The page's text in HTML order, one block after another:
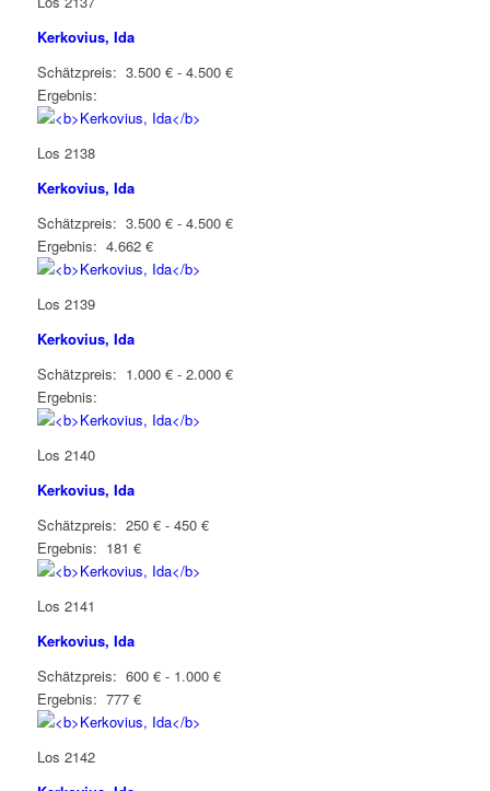
Kerkovius, Ida
Schätzpreis: 3.500 € - 4.500 €
Ergebnis:
Los 2138
Kerkovius, Ida
Schätzpreis: 3.500 € - 4.500 €
Ergebnis: 4.662 €
Los 2139
Kerkovius, Ida
Schätzpreis: 1.000 € - 2.000 €
Ergebnis:
Los 2140
Kerkovius, Ida
Schätzpreis: 250 € - 450 €
Ergebnis: 181 €
Los 2141
Kerkovius, Ida
Schätzpreis: 600 € - 1.000 €
Ergebnis: 777 €
Los 2142